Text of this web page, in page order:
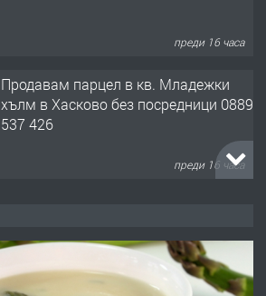
преди 16 часа
Продавам парцел в кв. Младежки
хълм в Хасково без посредници 0889
537 426
преди 16 часа
преди 16 часа